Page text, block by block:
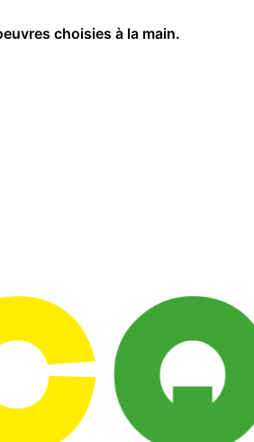
choisies à la main.